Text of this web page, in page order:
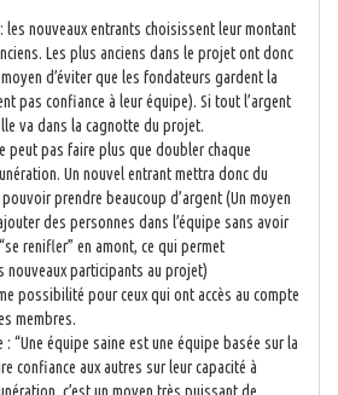
les nouveaux entrants choisissent leur montant
Les plus anciens dans le projet ont donc
d’éviter que les fondateurs gardent la
pas confiance à leur équipe). Si tout l’argent
va dans la cagnotte du projet.
peut pas faire plus que doubler chaque
Un nouvel entrant mettra donc du
prendre beaucoup d’argent (Un moyen
des personnes dans l’équipe sans avoir
renifler” en amont, ce qui permet
nouveaux participants au projet)
possibilité pour ceux qui ont accès au compte
membres.
: “Une équipe saine est une équipe basée sur la
confiance aux autres sur leur capacité à